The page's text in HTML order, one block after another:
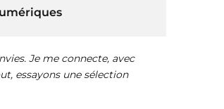
Je me connecte, avec
essayons une sélection